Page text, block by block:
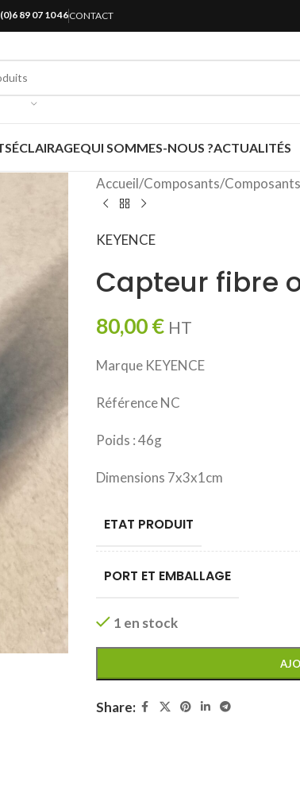
89 07 10 46CONTACT
ÉCLAIRAGEQUI SOMMES-NOUS ?ACTUALITÉS
Accueil/Composants/
KEYENCE
Capteur fibre
80,00€ HT
Marque KEYENCE
Référence NC
Poids : 46g
Dimensions 7x3x1cm
ETAT PRODUIT
PORT ET EMBALLAGE
1 en stock
Share: